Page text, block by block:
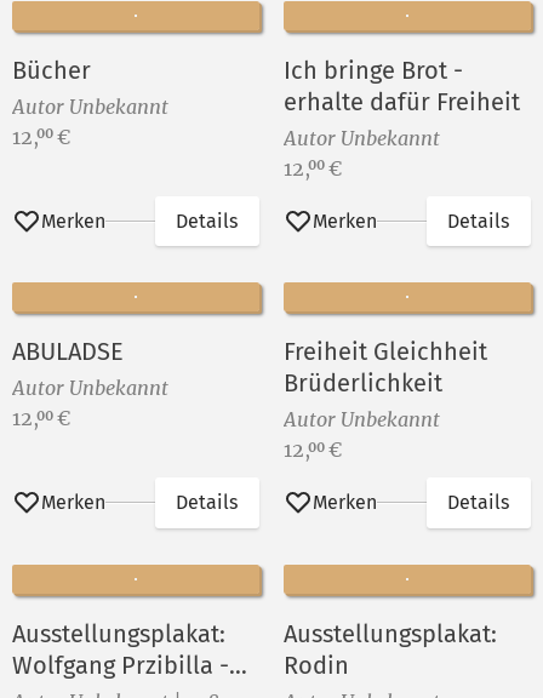
Bücher
Autor Unbekannt
Preis:
12,00 €
Merken Details
Ich bringe Brot -
erhalte dafür Freiheit
Autor Unbekannt
Preis:
12,00 €
Merken Details
ABULADSE
Autor Unbekannt
Preis:
12,00 €
Merken Details
Freiheit Gleichheit
Brüderlichkeit
Autor Unbekannt
Preis:
12,00 €
Merken Details
Ausstellungsplakat:
Wolfgang Przibilla -
Ausstellungsplakat:
Rodin